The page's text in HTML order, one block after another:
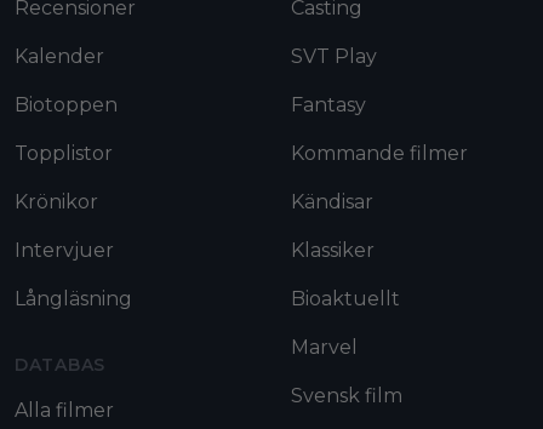
Recensioner
Kalender
Biotoppen
Topplistor
Krönikor
Intervjuer
Långläsning
DATABAS
Alla filmer
Casting
SVT Play
Fantasy
Kommande filmer
Kändisar
Klassiker
Bioaktuellt
Marvel
Svensk film